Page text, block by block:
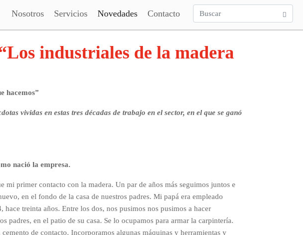
Nosotros Servicios Novedades Contacto
industriales de la madera
hacemos”
vividas en estas tres décadas de trabajo en el sector, en el que se ganó
nació la empresa.
mi primer contacto con la madera. Un par de años más seguimos juntos e
en el fondo de la casa de nuestros padres. Mi papá era empleado
treinta años. Entre los dos, nos pusimos nos pusimos a hacer
en el patio de su casa. Se lo ocupamos para armar la carpintería.
de contacto. Incorporamos algunas máquinas y herramientas y